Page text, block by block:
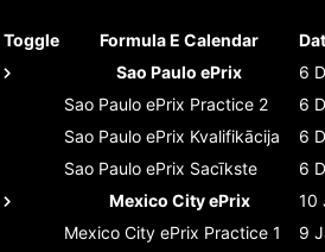
Toggle Formula E Calendar
Sao Paulo ePrix
6
Sao Paulo ePrix Practice 2 6
Sao Paulo ePrix Kvalifikācija 6
Sao Paulo ePrix Sacīkste 6
Mexico City ePrix
10
Mexico City ePrix Practice 1 9